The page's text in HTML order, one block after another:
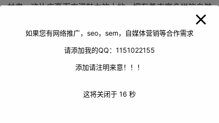
甘肃，这片广袤而充满魅力的土地，拥有着丰富多样的自然
景观与深厚独特的文化底蕴。在当今数字化时代，甘肃网络
推广对于展现其风采、吸引各方关注至关重要。
如果您有网络推广，seo，sem，自媒体营销等合作需求
请添加我的QQ：1151022155
添加请注明来意！！！
这将关闭于 16 秒